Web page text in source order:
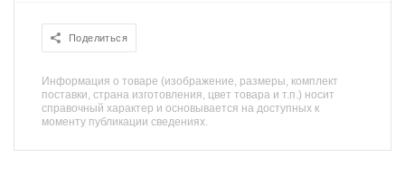
Поделиться
Информация о товаре (изображение, размеры, комплект
поставки, страна изготовления, цвет товара и т.п.) носит
справочный характер и основывается на доступных к
моменту публикации сведениях.